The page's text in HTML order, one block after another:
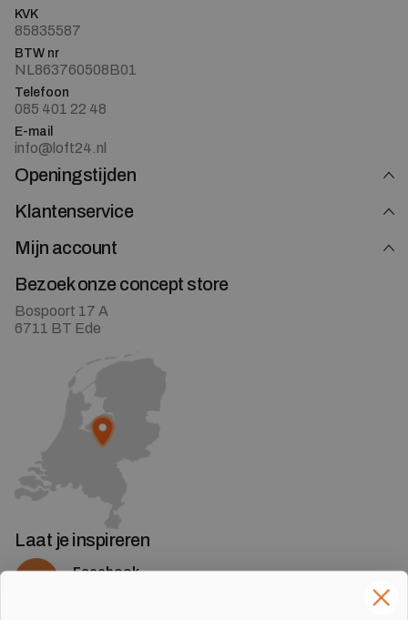
KVK
85835587
BTW nr
NL863760508B01
Telefoon
085 401 22 48
E-mail
info@loft24.nl
Openingstijden
Klantenservice
Mijn account
Bezoek onze concept store
Bospoort 17 A
6711 BT Ede
Laat je inspireren
Facebook